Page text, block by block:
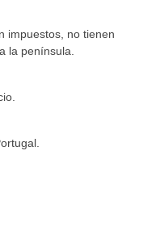
impuestos, no tienen
la península.